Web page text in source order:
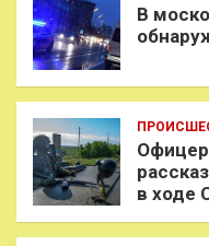
В
Офицер
в ходе